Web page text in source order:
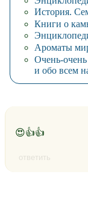
История.
Книги о
Ароматы
Очень-
и обо всем
😍👍👍
ответить